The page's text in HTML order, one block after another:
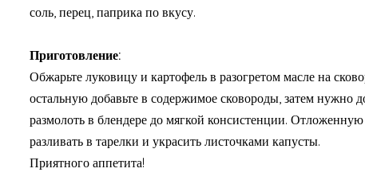
соль, перец, паприка по вкусу.
Приготовление:
Обжарьте луковицу и картофель в разогретом масле на
остальную добавьте в содержимое сковороды, затем нужно
размолоть в блендере до мягкой консистенции.
разливать в тарелки и украсить листочками капусты.
Приятного аппетита!